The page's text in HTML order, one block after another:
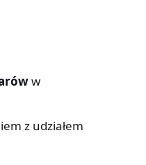
w
z udziałem